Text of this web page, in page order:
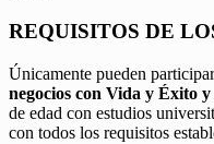
REQUISITOS DE
Únicamente pueden
negocios con Vida y Éxito
de edad con estudios
con todos los requisitos